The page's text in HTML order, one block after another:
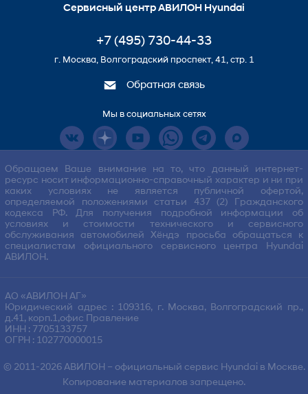
Сервисный центр АВИЛОН Hyundai
+7 (495) 730-44-33
г. Москва, Волгоградский проспект, 41, стр. 1
Обратная связь
Мы в социальных сетях
Обращаем Ваше внимание на то, что данный интернет-
ресурс носит информационно-справочный характер и ни при
каких условиях не является публичной офертой,
определяемой положениями статьи 437 (2) Гражданского
кодекса РФ. Для получения подробной информации об
условиях и стоимости технического и сервисного
обслуживания автомобилей Хёндэ просьба обращаться к
специалистам официального сервисного центра Hyundai
АВИЛОН.
АО «АВИЛОН АГ»
Юридический адрес : 109316, г. Москва, Волгоградский пр.,
д.41, корп.1,офис Правление
ИНН : 7705133757
ОГРН : 102770000015
© 2011-2026 АВИЛОН – официальный сервис Hyundai в Москве.
Копирование материалов запрещено.